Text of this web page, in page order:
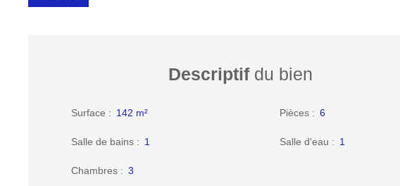
Descriptifdu bien
Surface : 142 m² Pièces : 6
Salle de bains : 1 Salle d'eau : 1
Chambres : 3